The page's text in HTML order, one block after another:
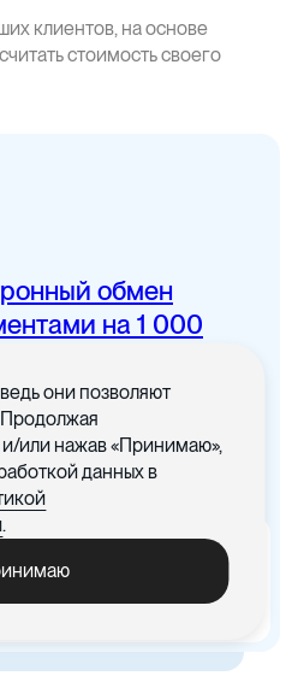
клиентов, на основе
стоимость своего
обмен
на 1 000
с
-30%
издержки, связанные с печатью
они позволяют
Продолжая
и/или нажав «Принимаю»,
данных в
.